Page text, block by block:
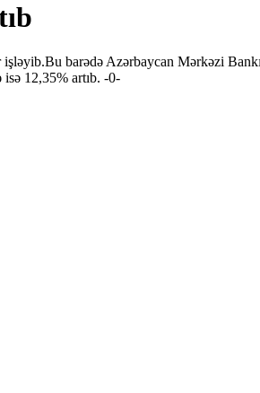
barədə Azərbaycan Mərkəzi
12,35% artıb. -0-